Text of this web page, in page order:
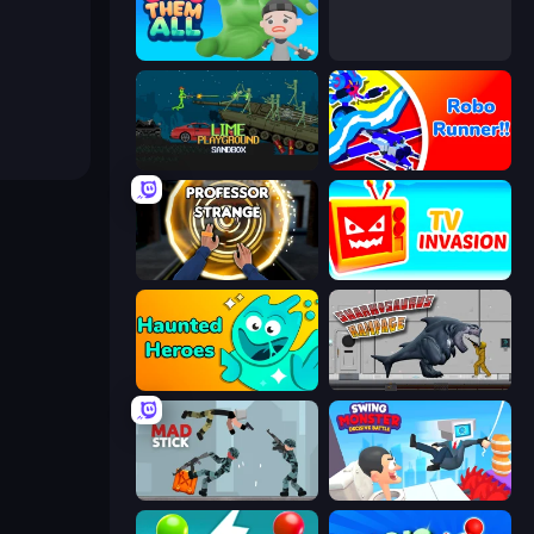
Grab Them All
Robo Runner
Professor Strange TV Invasion
Haunted Heroes Sharkosaurus Rampage
Mad Stick Swing Monster: Decisive Battle